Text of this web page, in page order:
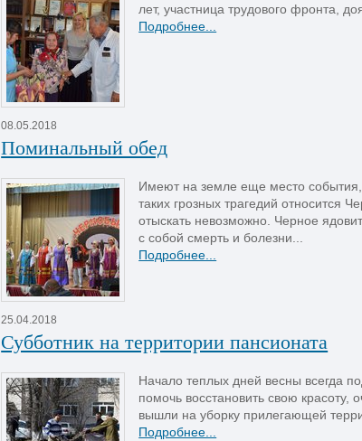
лет, участница трудового фронта,
Подробнее...
08.05.2018
Поминальный обед
Имеют на земле еще место
таких грозных трагедий относится
отыскать невозможно. Черное
с собой смерть и болезни...
Подробнее...
25.04.2018
Субботник на территории пансионата
Начало теплых дней весны всегда
помочь восстановить свою красоту,
вышли на уборку прилегающей
Подробнее...